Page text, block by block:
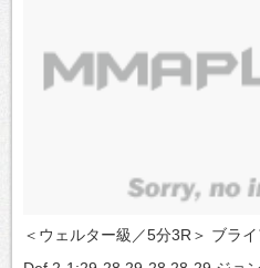
＜ウェルター級／5分3R＞ ブラ